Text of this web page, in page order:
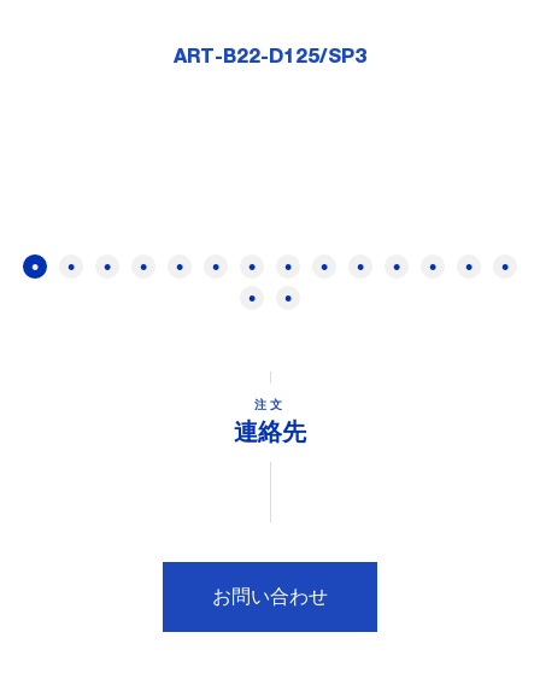
ART-B22-D125/SP3
注文
連絡先
お問い合わせ